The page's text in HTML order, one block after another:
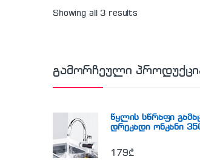
Showing all 3 results
გამორჩეული
წყლის სწრაფი
დრეკადი ონკანი
179₾